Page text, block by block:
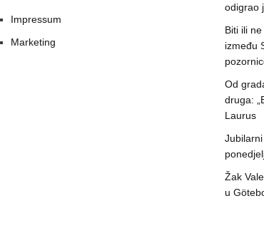
Impressum
Marketing
odigrao
Biti ili
između
Od
druga:
Laurus
Žak
u